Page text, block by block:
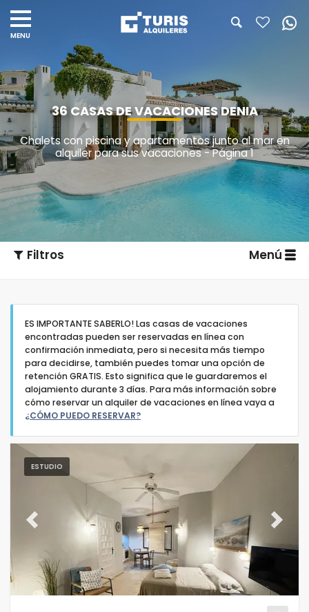
36 CASAS DE VACACIONES DENIA
Chalets con piscina y apartamentos junto al mar en
alquiler para sus vacaciones - Página 1
Filtros Menú
Tipo de alojamiento
Personas
Dormitorios
Cuartos de baño
ES IMPORTANTE SABERLO! Las casas de vacaciones
encontradas pueden ser reservadas en línea con
confirmación inmediata, pero si necesita más tiempo
para decidirse, también puedes tomar una opción de
retención GRATIS. Esto significa que le guardaremos el
alojamiento durante 3 días. Para más información sobre
cómo reservar un alquiler de vacaciones en línea vaya a
¿CÓMO PUEDO RESERVAR?
ESTUDIO
Previous Next